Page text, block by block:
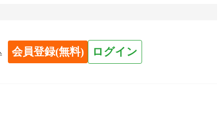
会員登録(無料) ログイン